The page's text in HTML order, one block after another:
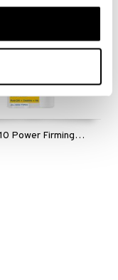
vår webbplats.
Nivea Q10 Power Firming Eye Cream